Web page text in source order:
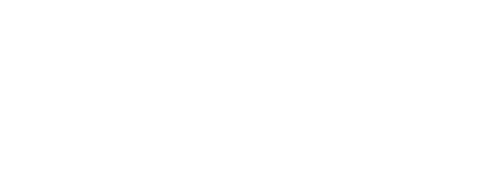
lo sport